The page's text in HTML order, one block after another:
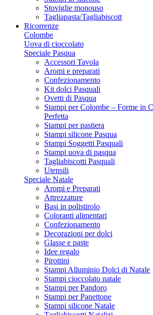
Stoviglie monouso
Tagliapasta/Tagliabiscott
Ricorrenze
Colombe
Uova di cioccolato
Speciale Pasqua
Accessori Tavola
Aromi e preparati
Confezionamento
Kit dolci Pasquali
Ovetti di Pasqua
Stampi per Colombe – Forme in
Perfetta
Stampi per pastiera
Stampi silicone Pasqua
Stampi Soggetti Pasquali
Stampi uova di pasqua
Tagliabiscotti Pasquali
Utensili
Speciale Natale
Aromi e Preparati
Attrezzature
Basi in polistirolo
Coloranti alimentari
Confezionamento
Decorazioni per dolci
Glasse e paste
Idee regalo
Pirottini
Stampi Alluminio Dolci di Natale
Stampi cioccolato natale
Stampi per Pandoro
Stampi per Panettone
Stampi silicone Natale